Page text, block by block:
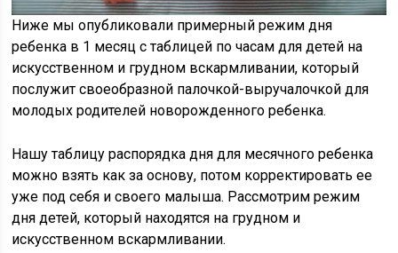
Ниже мы опубликовали примерный режим дня
ребенка в 1 месяц с таблицей по часам для детей на
искусственном и грудном вскармливании, который
послужит своеобразной палочкой-выручалочкой для
молодых родителей новорожденного ребенка.
Нашу таблицу распорядка дня для месячного ребенка
можно взять как за основу, потом корректировать ее
уже под себя и своего малыша. Рассмотрим режим
дня детей, который находятся на грудном и
искусственном вскармливании.